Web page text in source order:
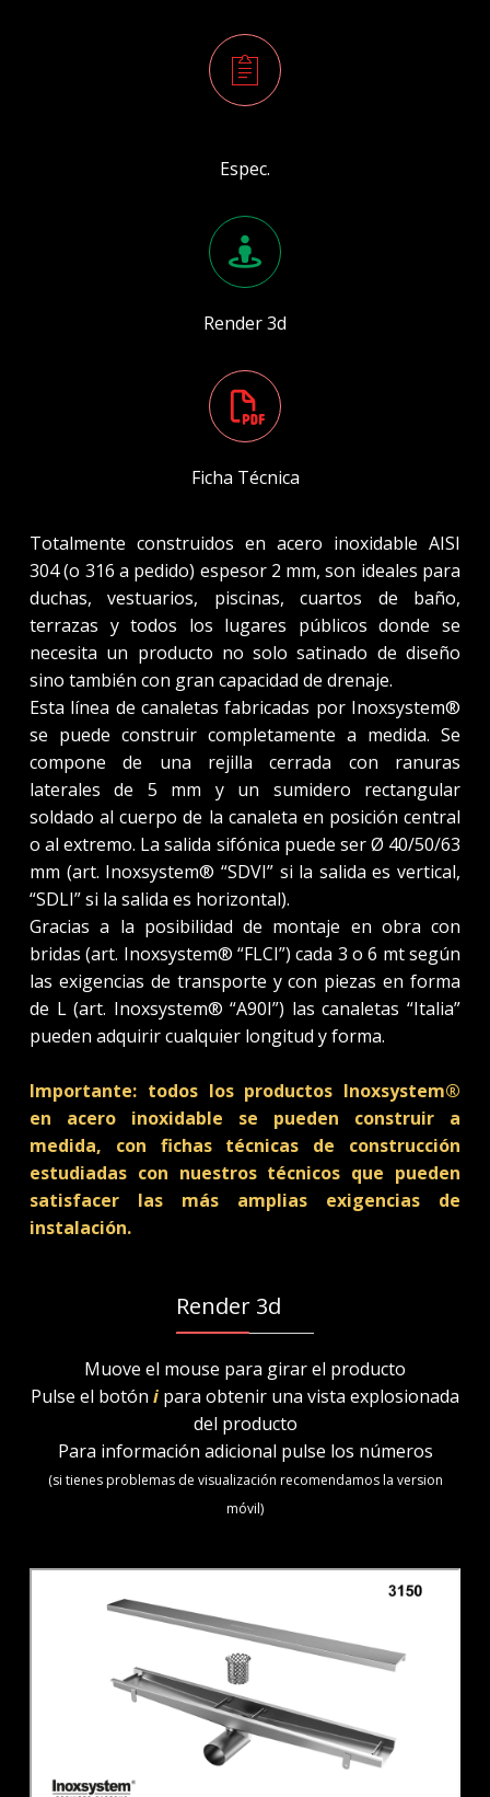
Espec.
Render 3d
Ficha Técnica
Totalmente construidos en acero inoxidable AISI
304 (o 316 a pedido) espesor 2 mm, son ideales para
duchas, vestuarios, piscinas, cuartos de baño,
terrazas y todos los lugares públicos donde se
necesita un producto no solo satinado de diseño
sino también con gran capacidad de drenaje.
Esta línea de canaletas fabricadas por Inoxsystem®
se puede construir completamente a medida. Se
compone de una rejilla cerrada con ranuras
laterales de 5 mm y un sumidero rectangular
soldado al cuerpo de la canaleta en posición central
o al extremo. La salida sifónica puede ser Ø 40/50/63
mm (art. Inoxsystem® “SDVI” si la salida es vertical,
“SDLI” si la salida es horizontal).
Gracias a la posibilidad de montaje en obra con
bridas (art. Inoxsystem® “FLCI”) cada 3 o 6 mt según
las exigencias de transporte y con piezas en forma
de L (art. Inoxsystem® “A90I”) las canaletas “Italia”
pueden adquirir cualquier longitud y forma.
Importante: todos los productos Inoxsystem®
en acero inoxidable se pueden construir a
medida, con fichas técnicas de construcción
estudiadas con nuestros técnicos que pueden
satisfacer las más amplias exigencias de
instalación.
Render 3d
Muove el mouse para girar el producto
Pulse el botón i para obtenir una vista explosionada
del producto
Para información adicional pulse los números
(si tienes problemas de visualización recomendamos la version
móvil)